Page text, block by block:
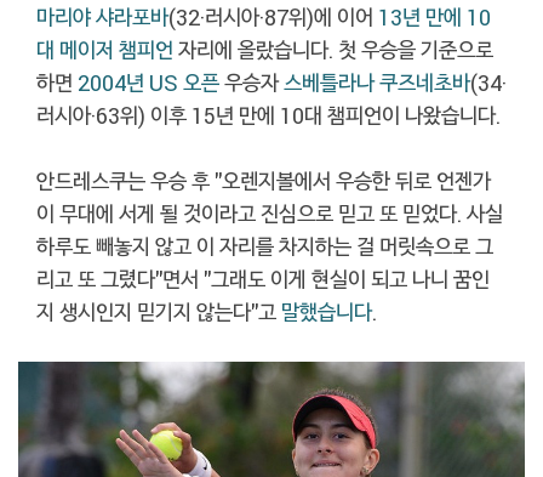
마리야 샤라포바(32·러시아·87위)에 이어 13년 만에 10
대 메이저 챔피언 자리에 올랐습니다. 첫 우승을 기준으로
하면 2004년 US 오픈우승자스베틀라나 쿠즈네초바(34·
러시아·63위) 이후 15년 만에 10대 챔피언이 나왔습니다.
안드레스쿠는 우승 후 "오렌지볼에서 우승한 뒤로 언젠가
이 무대에 서게 될 것이라고 진심으로 믿고 또 믿었다. 사실
하루도 빼놓지 않고 이 자리를 차지하는 걸 머릿속으로 그
리고 또 그렸다"면서 "그래도 이게 현실이 되고 나니 꿈인
지 생시인지 믿기지 않는다"고 말했습니다.